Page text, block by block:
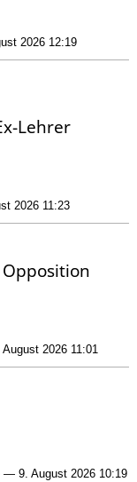
2026 12:19
Lehrer
2026 11:23
2026 11:01
— 9. August 2026 10:19